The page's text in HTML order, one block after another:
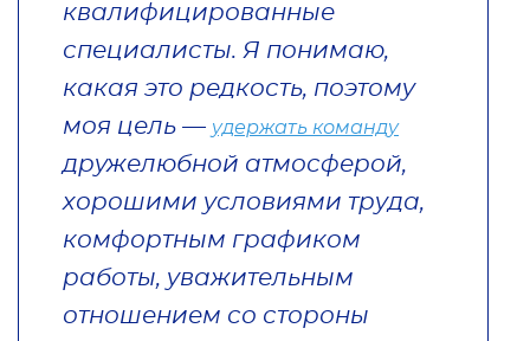
квалифицированные
специалисты. Я понимаю,
какая это редкость, поэтому
моя цель — удержать команду
дружелюбной атмосферой,
хорошими условиями труда,
комфортным графиком
работы, уважительным
отношением со стороны